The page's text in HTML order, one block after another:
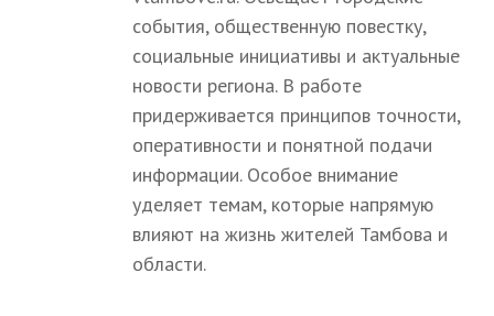
события, общественную повестку,
социальные инициативы и актуальные
новости региона. В работе
придерживается принципов точности,
оперативности и понятной подачи
информации. Особое внимание
уделяет темам, которые напрямую
влияют на жизнь жителей Тамбова и
области.